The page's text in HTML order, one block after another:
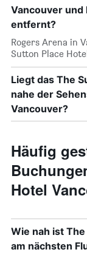
Vancouver und
entfernt?
Rogers Arena in
Sutton Place
Liegt das The
nahe der
Vancouver?
Häufig
Hotel
Wie nah ist
am nächsten